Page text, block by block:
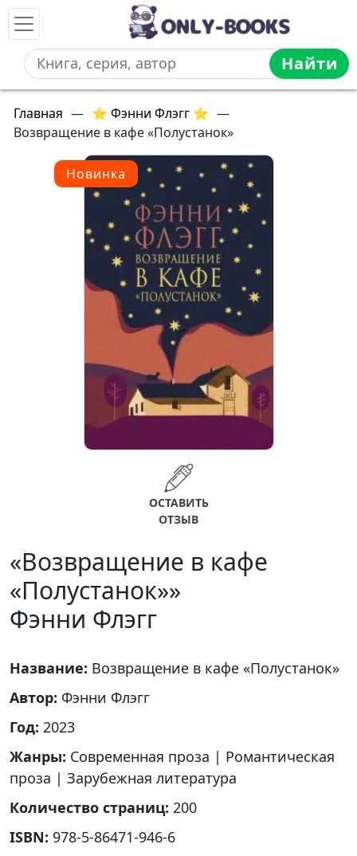
Найти
Главная — ⭐ Фэнни Флэгг ⭐ —
Возвращение в кафе «Полустанок»
Новинка
ОСТАВИТЬ
ОТЗЫВ
«Возвращение в кафе
«Полустанок»»
Фэнни Флэгг
Название: Возвращение в кафе «Полустанок»
Автор: Фэнни Флэгг
Год: 2023
Жанры: Современная проза | Романтическая
проза | Зарубежная литература
Количество страниц: 200
ISBN: 978-5-86471-946-6